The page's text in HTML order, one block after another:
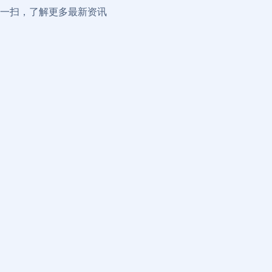
扫，了解更多最新资讯